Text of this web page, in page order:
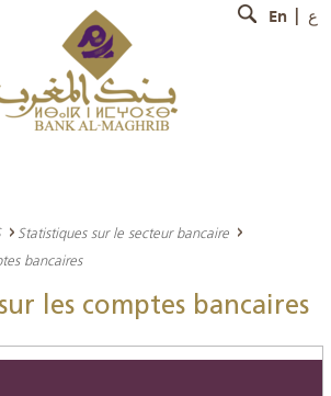
En ع
Statistiques sur le secteur bancaire
bancaires
les comptes bancaires